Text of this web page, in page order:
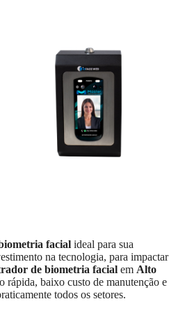
facial ideal para sua
na tecnologia, para impactar
de biometria facial em Alto
rápida, baixo custo de manutenção e
todos os setores.